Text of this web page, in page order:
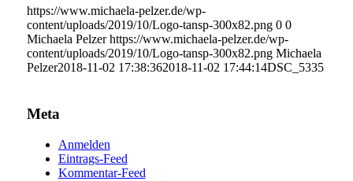
https://www.michaela-pelzer.de/wp-
content/uploads/2019/10/Logo-tansp-300x82.png 0 0
Michaela Pelzer https://www.michaela-pelzer.de/wp-
content/uploads/2019/10/Logo-tansp-300x82.png Michaela
Pelzer2018-11-02 17:38:362018-11-02 17:44:14DSC_5335
Meta
Anmelden
Eintrags-Feed
Kommentar-Feed